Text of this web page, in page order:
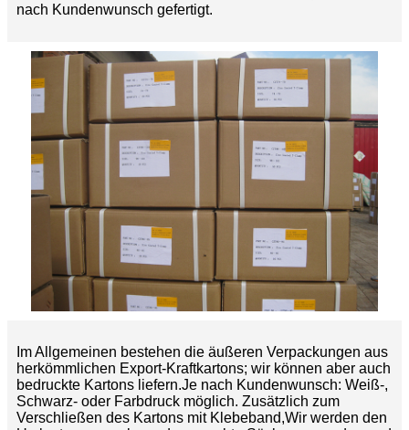
nach Kundenwunsch gefertigt.
Im Allgemeinen bestehen die äußeren Verpackungen aus
herkömmlichen Export-Kraftkartons; wir können aber auch
bedruckte Kartons liefern.Je nach Kundenwunsch: Weiß-,
Schwarz- oder Farbdruck möglich. Zusätzlich zum
Verschließen des Kartons mit Klebeband,Wir werden den